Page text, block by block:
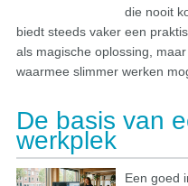
die nooit
biedt steeds vaker een
als magische oplossing,
waarmee slimmer werken
De basis van
werkplek
Een goed